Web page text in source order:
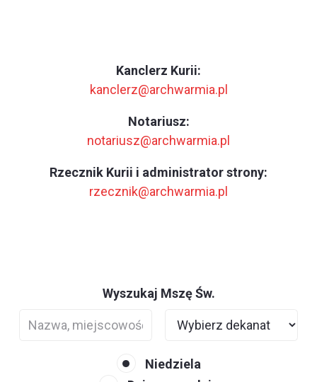
Kanclerz Kurii:
kanclerz@archwarmia.pl
Notariusz:
notariusz@archwarmia.pl
Rzecznik Kurii i administrator strony:
rzecznik@archwarmia.pl
Wyszukaj Mszę Św.
Niedziela